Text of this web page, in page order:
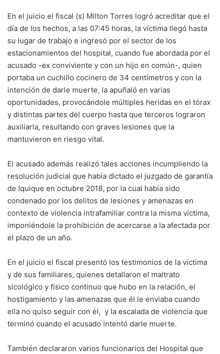
En el juicio el fiscal (s) Milton Torres logró acreditar que el
día de los hechos, a las 07:45 horas, la víctima llegó hasta
su lugar de trabajo e ingresó por el sector de los
estacionamientos del hospital, cuando fue abordada por el
acusado -ex conviviente y con un hijo en común-, quien
portaba un cuchillo cocinero de 34 centímetros y con la
intención de darle muerte, la apuñaló en varias
oportunidades, provocándole múltiples heridas en el tórax
y distintas partes del cuerpo hasta que terceros lograron
auxiliarla, resultando con graves lesiones que la
mantuvieron en riesgo vital.
El acusado además realizó tales acciones incumpliendo la
resolución judicial que había dictado el juzgado de garantía
de Iquique en octubre 2018, por la cual había sido
condenado por los delitos de lesiones y amenazas en
contexto de violencia intrafamiliar contra la misma víctima,
imponiéndole la prohibición de acercarse a la afectada por
el plazo de un año.
En el juicio el fiscal presentó los testimonios de la víctima
y de sus familiares, quienes detallaron el maltrato
sicológico y físico continuo que hubo en la relación, el
hostigamiento y las amenazas que él le enviaba cuando
ella no quiso seguir con él, y la escalada de violencia que
terminó cuando el acusado intentó darle muerte.
También declararon varios funcionarios del Hospital que